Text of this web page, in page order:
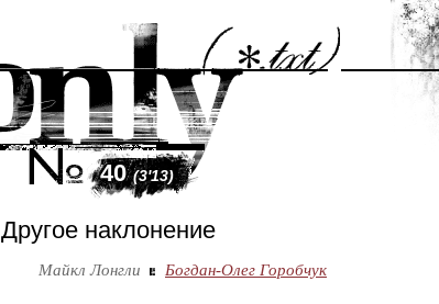
40(3'13)
Другое наклонение
Майкл Лонгли Богдан-Олег Горобчук